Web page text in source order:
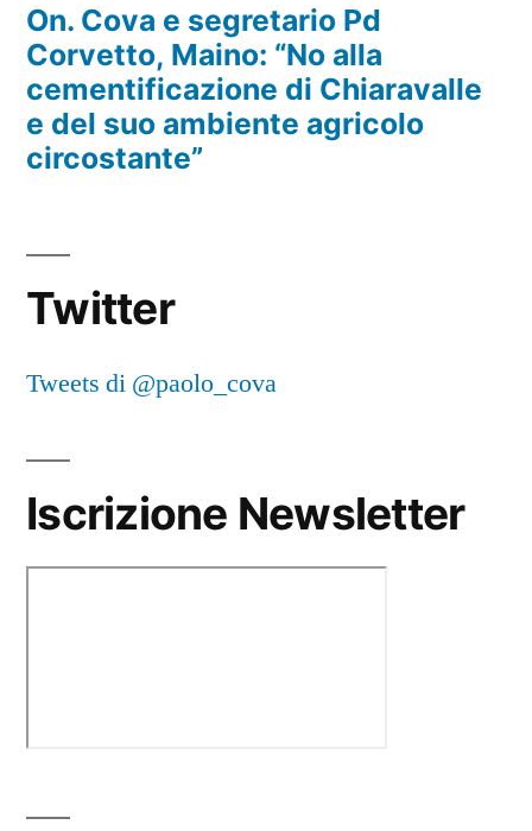
On. Cova e segretario Pd
Corvetto, Maino: “No alla
cementificazione di Chiaravalle
e del suo ambiente agricolo
circostante”
Twitter
Tweets di @paolo_cova
Iscrizione Newsletter